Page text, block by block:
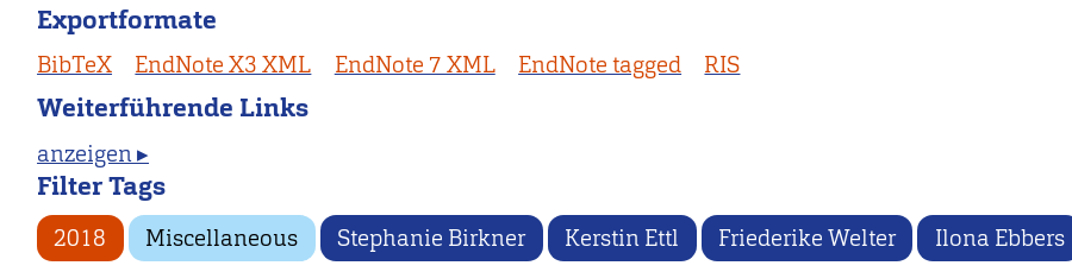
Exportformate
BibTeX EndNote X3 XML EndNote 7 XML EndNote tagged RIS
Weiterführende Links
anzeigen ▸
Filter Tags
2018 Miscellaneous Stephanie Birkner Kerstin Ettl Friederike Welter Ilona Ebbers